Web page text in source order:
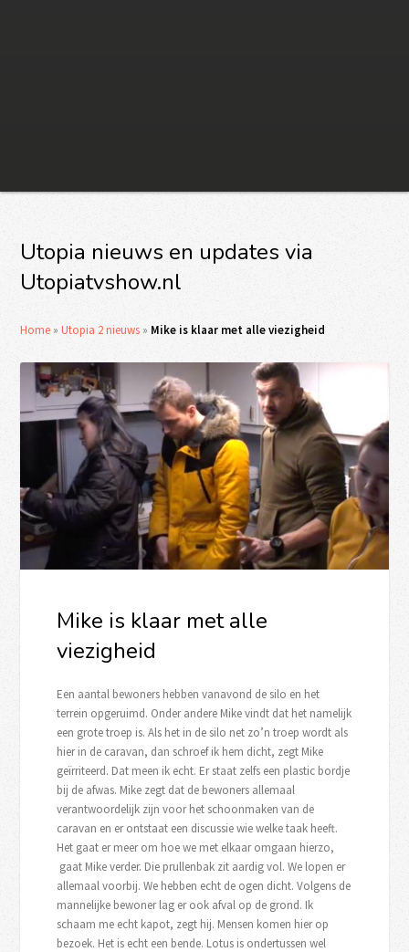
Utopia nieuws en updates via
Utopiatvshow.nl
Home »Utopia 2 nieuws » Mike is klaar met alle viezigheid
Mike is klaar met alle
viezigheid
Een aantal bewoners hebben vanavond de silo en het
terrein opgeruimd. Onder andere Mike vindt dat het namelijk
een grote troep is. Als het in de silo net zo’n troep wordt als
hier in de caravan, dan schroef ik hem dicht, zegt Mike
geïrriteerd. Dat meen ik echt. Er staat zelfs een plastic bordje
bij de afwas. Mike zegt dat de bewoners allemaal
verantwoordelijk zijn voor het schoonmaken van de
caravan en er ontstaat een discussie wie welke taak heeft.
Het gaat er meer om hoe we met elkaar omgaan hierzo,
gaat Mike verder. Die prullenbak zit aardig vol. We lopen er
allemaal voorbij. We hebben echt de ogen dicht. Volgens de
mannelijke bewoner lag er ook afval op de grond. Ik
schaam me echt kapot, zegt hij. Mensen komen hier op
bezoek. Het is echt een bende. Lotus is ondertussen wel